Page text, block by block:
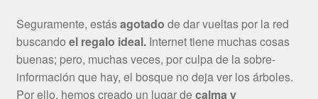
Seguramente, estásagotado de dar vueltas por la red
buscando el regalo ideal.Internet tiene muchas cosas
buenas; pero, muchas veces, por culpa de la sobre-
información que hay, el bosque no deja ver los árboles.
Por ello, hemos creado un lugar decalma y